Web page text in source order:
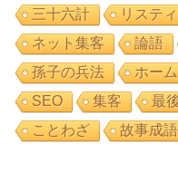
三十六計
リステ
ネット集客
論語
孫子の兵法
ホー
SEO
集客 最
ことわざ
故事成語